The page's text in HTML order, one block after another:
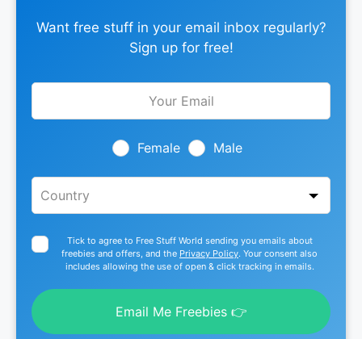
Want free stuff in your email inbox regularly?
Sign up for free!
Leave
Female Male
Tick to agree to Free Stuff World sending you emails about
freebies and offers, and the Privacy Policy. Your consent also
includes allowing the use of open & click tracking in emails.
Email Me Freebies 👉